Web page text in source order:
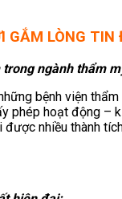
GẮM LÒNG TIN
trong ngành thẩm
bệnh viện
phép hoạt động –
được nhiều thành